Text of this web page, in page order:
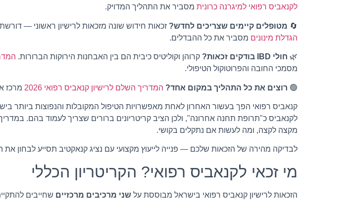
לקנאביס רפואי למיגרנה כרונית מסביר את התהליך המדויק.
🔄 מטופלים קיימים שצריכים לחדש? זכאות חידוש שונה מזכאות לרישיון ראשוני —
הגדלת מינונים מסביר את כל ההבדלים.
🌿 חולי IBD בודקים זכאות? קרוהן וקוליטיס כיבית הם בין האבחנות הירוקות הברורות.
מסמכי החובה והפרוטוקול הטיפולי.
🟢 רוצים את כל התהליך במקום אחד? המדריך השלם לרישיון קנאביס רפואי 2026 מרכז
קנאביס רפואי הפך בעשור האחרון לאחת מאפשרויות הטיפול המקובלות והנפוצות ביותר
מקצה לקצה, ומה לעשות אם נתקלים בקושי.
לבדיקה מהירה של הזכאות שלכם — פנייה לייעוץ מקצועי עם נציג קנאקטיב תסייע לבחון את התיק האישי שלכם תוך 5
מי זכאי לקנאביס רפואי? הקריטריון הכללי
הזכאות לרישיון קנאביס רפואי בישראל מבוססת על שני מרכיבים מרכזיים שחייבים